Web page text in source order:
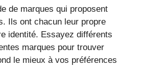
de marques qui proposent
Ils ont chacun leur propre
identité. Essayez différents
marques pour trouver
le mieux à vos préférences